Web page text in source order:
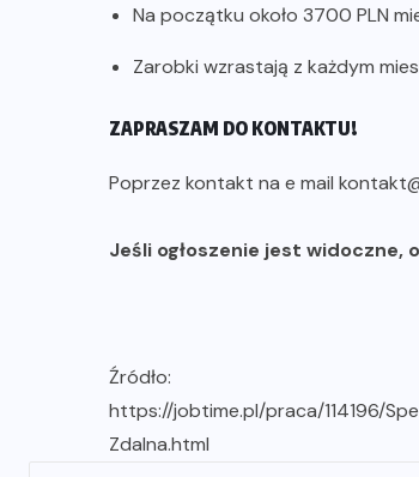
Na początku około 3700 PLN
Zarobki wzrastają z każdym
ZAPRASZAM DO KONTAKTU!
Poprzez kontakt na e mail
Jeśli ogłoszenie jest widoczne,
Źródło:
https://jobtime.pl/praca/114196/
Zdalna.html